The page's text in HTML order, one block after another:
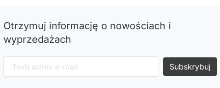
Otrzymuj informację o nowościach i
wyprzedażach